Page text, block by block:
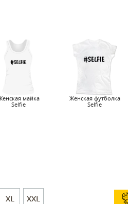
майка
Selfie
Женская футболка
Selfie
XL XXL